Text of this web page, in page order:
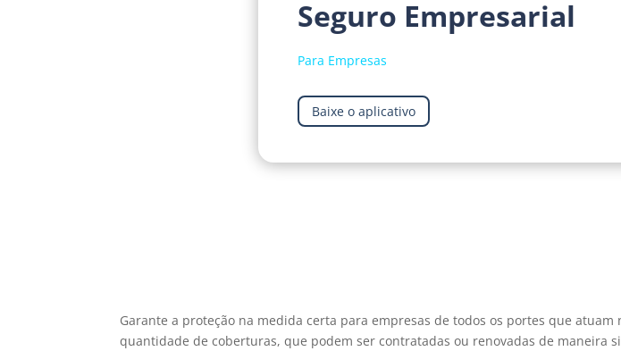
Seguro Empresarial
Para Empresas
Baixe o aplicativo
Garante a proteção na medida certa para empresas de todos os portesque atuam
quantidade de coberturas, que podem ser contratadas ou renovadas de maneira